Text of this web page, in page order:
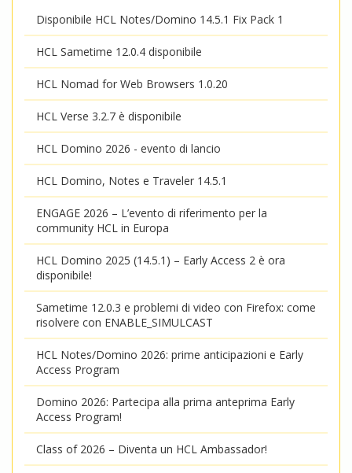
Disponibile HCL Notes/Domino 14.5.1 Fix Pack 1
HCL Sametime 12.0.4 disponibile
HCL Nomad for Web Browsers 1.0.20
HCL Verse 3.2.7 è disponibile
HCL Domino 2026 - evento di lancio
HCL Domino, Notes e Traveler 14.5.1
ENGAGE 2026 – L’evento di riferimento per la
community HCL in Europa
HCL Domino 2025 (14.5.1) – Early Access 2 è ora
disponibile!
Sametime 12.0.3 e problemi di video con Firefox: come
risolvere con ENABLE_SIMULCAST
HCL Notes/Domino 2026: prime anticipazioni e Early
Access Program
Domino 2026: Partecipa alla prima anteprima Early
Access Program!
Class of 2026 – Diventa un HCL Ambassador!